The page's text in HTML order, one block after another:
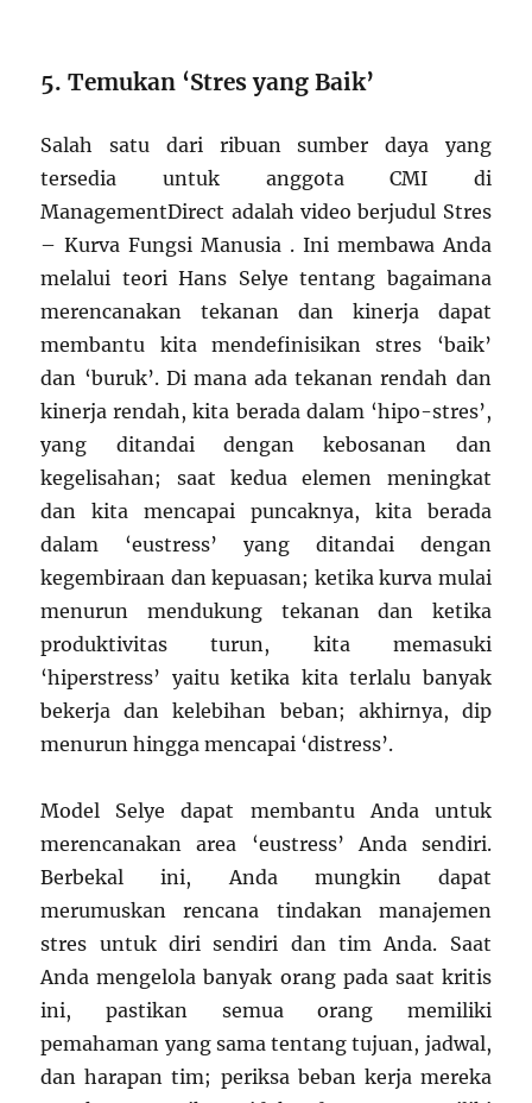
5. Temukan ‘Stres yang Baik’
Salah satu dari ribuan sumber daya yang
tersedia untuk anggota CMI di
ManagementDirect adalah video berjudul Stres
– Kurva Fungsi Manusia . Ini membawa Anda
melalui teori Hans Selye tentang bagaimana
merencanakan tekanan dan kinerja dapat
membantu kita mendefinisikan stres ‘baik’
dan ‘buruk’. Di mana ada tekanan rendah dan
kinerja rendah, kita berada dalam ‘hipo-stres’,
yang ditandai dengan kebosanan dan
kegelisahan; saat kedua elemen meningkat
dan kita mencapai puncaknya, kita berada
dalam ‘eustress’ yang ditandai dengan
kegembiraan dan kepuasan; ketika kurva mulai
menurun mendukung tekanan dan ketika
produktivitas turun, kita memasuki
‘hiperstress’ yaitu ketika kita terlalu banyak
bekerja dan kelebihan beban; akhirnya, dip
menurun hingga mencapai ‘distress’.
Model Selye dapat membantu Anda untuk
merencanakan area ‘eustress’ Anda sendiri.
Berbekal ini, Anda mungkin dapat
merumuskan rencana tindakan manajemen
stres untuk diri sendiri dan tim Anda. Saat
Anda mengelola banyak orang pada saat kritis
ini, pastikan semua orang memiliki
pemahaman yang sama tentang tujuan, jadwal,
dan harapan tim; periksa beban kerja mereka